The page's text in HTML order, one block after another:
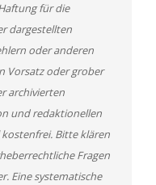
für die
dargestellten
oder anderen
Vorsatz oder grober
archivierten
und redaktionellen
Bitte klären
Fragen
Eine systematische